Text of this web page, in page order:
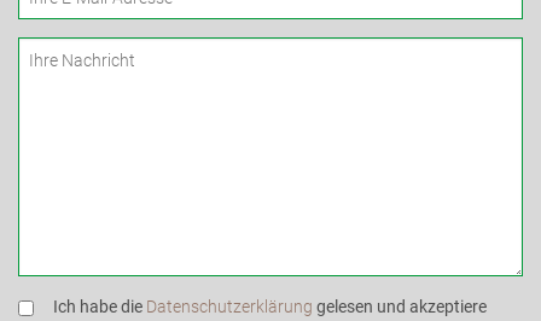
Ich habe die Datenschutzerklärung gelesen und akzeptiere